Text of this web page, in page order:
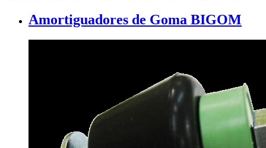
Amortiguadores de Goma BIGOM